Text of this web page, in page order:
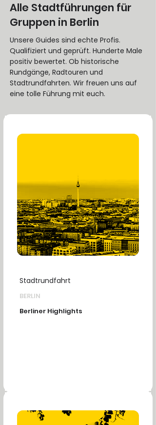
Alle Stadtführungen für
Gruppen in Berlin
Unsere Guides sind echte Profis.
Qualifiziert und geprüft. Hunderte Male
positiv bewertet. Ob historische
Rundgänge, Radtouren und
Stadtrundfahrten. Wir freuen uns auf
eine tolle Führung mit euch.
Stadtrundfahrt
BERLIN
Berliner Highlights